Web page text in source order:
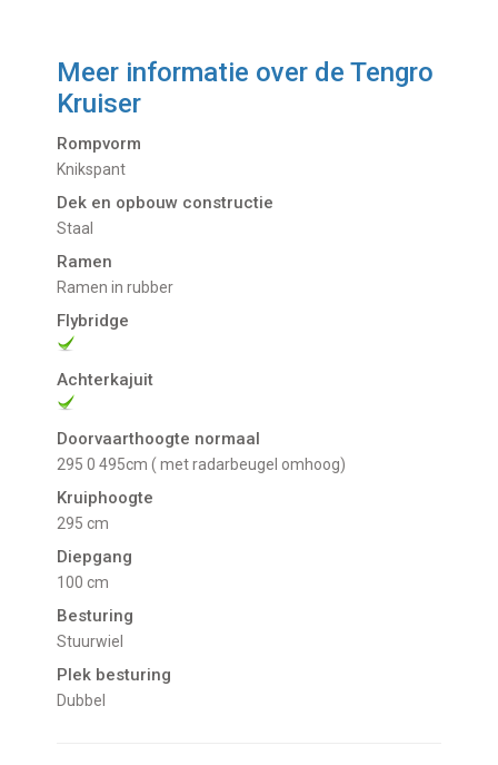
Meer informatie over deTengro
Kruiser
Rompvorm
Knikspant
Dek en opbouw constructie
Staal
Ramen
Ramen in rubber
Flybridge
Achterkajuit
Doorvaarthoogte normaal
295 0 495cm ( met radarbeugel omhoog)
Kruiphoogte
295 cm
Diepgang
100 cm
Besturing
Stuurwiel
Plek besturing
Dubbel